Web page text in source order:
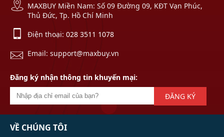
MAXBUY Miền Nam: Số 09 Đường 09, KĐT Vạn Phúc,
Thủ Đức, Tp. Hồ Chí Minh
Điện thoại: 028 3511 1078
Email: support@maxbuy.vn
Đăng ký nhận thông tin khuyến mại:
ĐĂNG KÝ
VỀ CHÚNG TÔI